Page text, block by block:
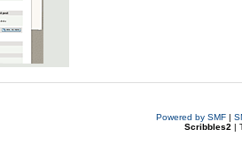
Powered by SMF|
Scribbles2 |